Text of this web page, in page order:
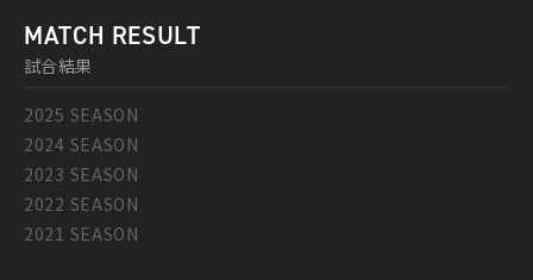
MATCH RESULT
試合結果
2025 SEASON
2024 SEASON
2023 SEASON
2022 SEASON
2021 SEASON